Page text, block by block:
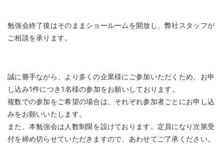
勉強会終了後はそのままショールームを開放し、弊社スタッフが
ご相談を承ります。
誠に勝手ながら、より多くの企業様にご参加いただくため、お申
し込み1件につき1名様の参加をお願いしております。
複数での参加をご希望の場合は、それぞれ参加者ごとにお申し込
みをお願いいたします。
また、本勉強会は人数制限を設けております。定員になり次第受
付を締め切らせていただきますので、あわせてご了承ください。